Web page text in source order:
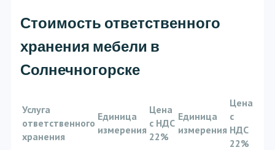
Стоимость ответственного
хранения мебели в
Солнечногорске
Услуга
ответственного
хранения
Единица
измерения
Цена
с НДС
22%
Единица
измерения
Цена
с
НДС
22%